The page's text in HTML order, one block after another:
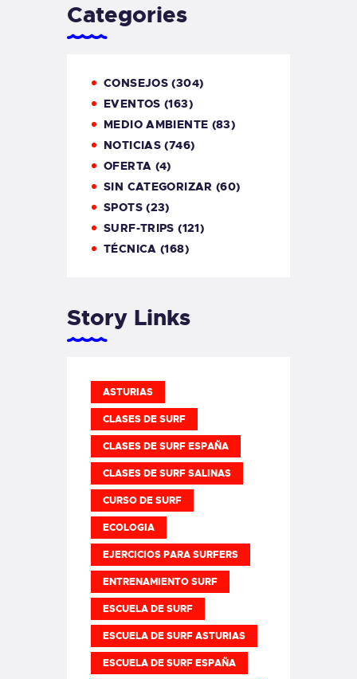
Categories
CONSEJOS (304)
EVENTOS (163)
MEDIO AMBIENTE (83)
NOTICIAS (746)
OFERTA (4)
SIN CATEGORIZAR (60)
SPOTS(23)
SURF-TRIPS (121)
TÉCNICA (168)
Story Links
ASTURIAS
CLASES DE SURF
CLASES DE SURF ESPAÑA
CLASES DE SURF SALINAS
CURSO DE SURF
ECOLOGIA
EJERCICIOS PARA SURFERS
ENTRENAMIENTO SURF
ESCUELA DE SURF
ESCUELA DE SURF ASTURIAS
ESCUELA DE SURF ESPAÑA